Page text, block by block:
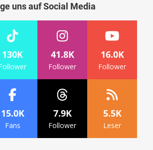
uns auf Social Media
130K 41.8K
Follower
16.0K
Follower
15.0K
Fans
7.9K
Follower
5.5K
Leser